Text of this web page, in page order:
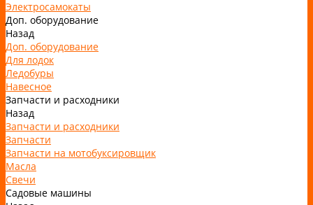
Электросамокаты
Доп. оборудование
Назад
Доп. оборудование
Для лодок
Ледобуры
Навесное
Запчасти и расходники
Назад
Запчасти и расходники
Запчасти
Запчасти на мотобуксировщик
Масла
Свечи
Садовые машины